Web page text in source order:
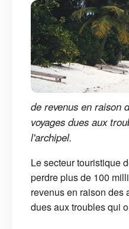
de revenus en raison
voyages dues aux
l'archipel.
Le secteur touristique
perdre plus de 100
revenus en raison des
dues aux troubles qui